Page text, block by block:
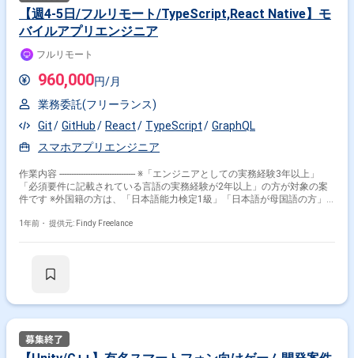
最低限のルールで自由と責任を大事にする「自治的な組織」なので、思う
存分エンジニアリングに集中できます。 ■働き方の多様化 フルリモート
OK リモートワークとオフィスワークを選択できます。従業員の中には関
のチームを複数作って、全てのチームが並行して開発しています。
【週4-5日/フルリモート/TypeScript,React Native】モ
バイルアプリエンジニア
フルリモート
960,000円/月
業務委託(フリーランス)
Git
GitHub React TypeScript
GraphQL
スマホアプリエンジニア
作業内容 -------------------------------- ※「エンジニアとしての実務経験3年以上」
「必須要件に記載されている言語の実務経験が2年以上」の方が対象の案
件です ※外国籍の方は、「日本語能力検定1級」「日本語が母国語の方」
連絡いただいた方がスムーズです -------------------------------- 【プロジェクトの概
2025年1月初旬から4月末にかけて、iOSとWebの初期プロダクト（α版）
調達予定です。
1年前・ 提供元: Findy Freelance